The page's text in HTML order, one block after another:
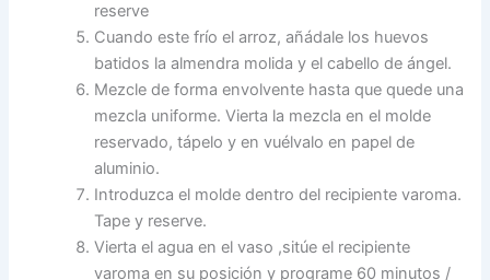
reserve
Cuando este frío el arroz, añádale los huevos
batidos la almendra molida y el cabello de ángel.
Mezcle de forma envolvente hasta que quede una
mezcla uniforme. Vierta la mezcla en el molde
reservado, tápelo y en vuélvalo en papel de
aluminio.
Introduzca el molde dentro del recipiente varoma.
Tape y reserve.
Vierta el agua en el vaso ,sitúe el recipiente
varoma en su posición y programe 60 minutos /